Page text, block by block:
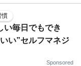
慣
い毎日でもでき
い”セルフマネジ
Sponsored